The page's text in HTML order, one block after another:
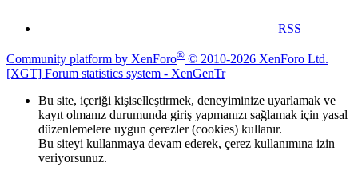
RSS
Community platform by XenForo® © 2010-2026 XenForo Ltd.
[XGT] Forum statistics system - XenGenTr
Bu site, içeriği kişiselleştirmek, deneyiminize uyarlamak ve
kayıt olmanız durumunda giriş yapmanızı sağlamak için yasal
düzenlemelere uygun çerezler (cookies) kullanır.
Bu siteyi kullanmaya devam ederek, çerez kullanımına izin
veriyorsunuz.